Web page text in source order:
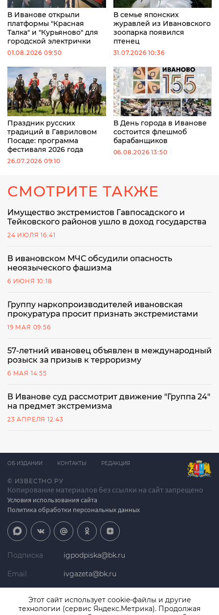
В Иванове открыли
платформы "Красная
Талка" и "Курьяново" для
городской электрички
01.08.2026 09:50
В семье японских
журавлей из Ивановского
зоопарка появился
птенец
31.07.2026 10:36
Праздник русских
традиций в Гавриловом
Посаде: программа
фестиваля 2026 года
26.07.2026 09:10
В День города в Иванове
состоится флешмоб
барабанщиков
06.08.2026 13:50
СМОТРИТЕ ТАКЖЕ
Имущество экстремистов Гавпосадского и
Тейковского районов ушло в доход государства
24 ИЮЛЯ 16:41
В ивановском МЧС обсудили опасность
неоязыческого фашизма
6 ИЮНЯ 10:18
Группу наркопроизводителей ивановская
прокуратура просит признать экстремистами
19 МАЯ 09:56
57-летний ивановец объявлен в международный
розыск за призыв к терроризму
6 МАЯ 14:55
В Иванове суд рассмотрит движение "Группа 24"
на предмет экстремизма
23 АПРЕЛЯ 12:43
© ИЗВЕСТНО.РУ
Копирование материалов без ссылки на сайт запрещено
Условия использования сайта
Политика обработки персональных данных
ОБ ИЗДАНИИ КОНТАКТЫ РЕДАКЦИЯ
Подписка igpodpiska@bk.ru
Email ivgazeta@bk.ru
Телефон +7 (4932) 41-94-81
Этот сайт использует cookie-файлы и другие
технологии (сервис Яндекс.Метрика). Продолжая